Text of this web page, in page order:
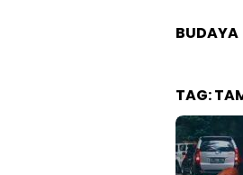
BUDAYA
TAG: